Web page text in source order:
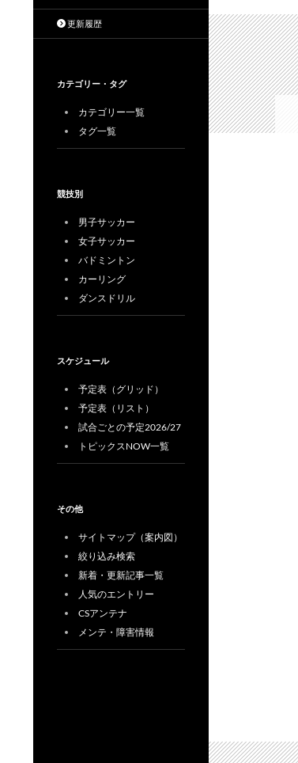
更新履歴
カテゴリー・タグ
カテゴリー一覧
タグ一覧
競技別
男子サッカー
女子サッカー
バドミントン
カーリング
ダンスドリル
スケジュール
予定表（グリッド）
予定表（リスト）
試合ごとの予定2026/27
トピックスNOW一覧
その他
サイトマップ（案内図）
絞り込み検索
新着・更新記事一覧
人気のエントリー
CSアンテナ
メンテ・障害情報